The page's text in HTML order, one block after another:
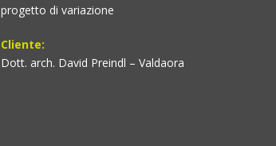
progetto di variazione
Cliente:
Dott. arch. David Preindl – Valdaora